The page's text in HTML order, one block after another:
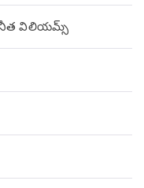
విలియమ్స్